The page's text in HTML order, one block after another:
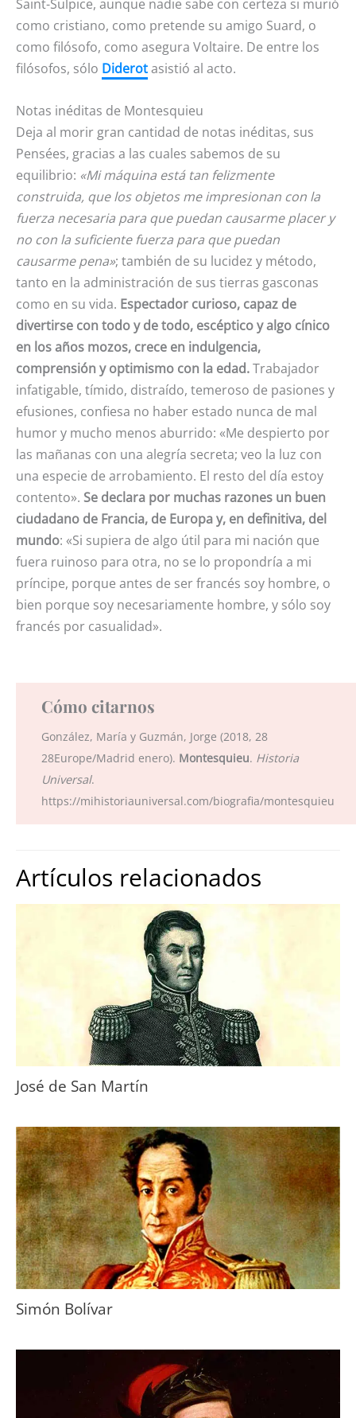
Saint-Sulpice, aunque nadie sabe con certeza si murió
como cristiano, como pretende su amigo Suard, o
como filósofo, como asegura Voltaire. De entre los
filósofos, sólo Diderotasistió al acto.
Notas inéditas de Montesquieu
Deja al morir gran cantidad de notas inéditas, sus
Pensées, gracias a las cuales sabemos de su
equilibrio: «Mi máquina está tan felizmente
construida, que los objetos me impresionan con la
fuerza necesaria para que puedan causarme placer y
no con la suficiente fuerza para que puedan
causarme pena»; también de su lucidez y método,
tanto en la administración de sus tierras gasconas
como en su vida. Espectador curioso, capaz de
divertirse con todo y de todo, escéptico y algo cínico
en los años mozos, crece en indulgencia,
comprensión y optimismo con la edad.Trabajador
infatigable, tímido, distraído, temeroso de pasiones y
efusiones, confiesa no haber estado nunca de mal
humor y mucho menos aburrido: «Me despierto por
las mañanas con una alegría secreta; veo la luz con
una especie de arrobamiento. El resto del día estoy
contento». Se declara por muchas razones un buen
ciudadano de Francia, de Europa y, en definitiva, del
mundo: «Si supiera de algo útil para mi nación que
fuera ruinoso para otra, no se lo propondría a mi
príncipe, porque antes de ser francés soy hombre, o
bien porque soy necesariamente hombre, y sólo soy
francés por casualidad».
Cómo citarnos
González, María y Guzmán, Jorge (2018, 28
28Europe/Madrid enero). Montesquieu. Historia
Universal.
https://mihistoriauniversal.com/biografia/montesquieu
Artículos relacionados
José de San Martín
Simón Bolívar